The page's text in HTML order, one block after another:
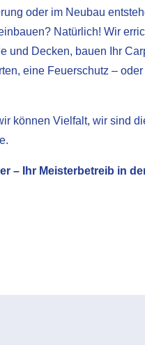
oder im Neubau
Natürlich! Wir
und Decken, bauen Ihr
eine Feuerschutz – oder
können Vielfalt, wir sind
– Ihr Meisterbetreib in